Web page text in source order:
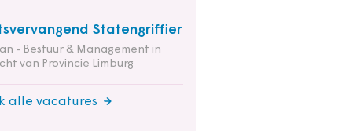
Statengriffier
- Bestuur & Management in
van Provincie Limburg
alle vacatures